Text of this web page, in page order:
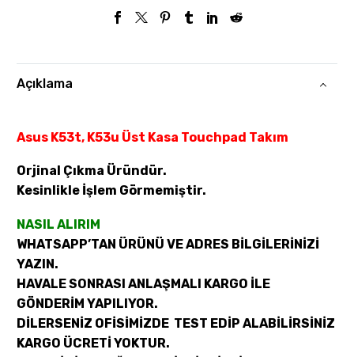
Açıklama
Asus K53t, K53u Üst Kasa Touchpad Takım
Orjinal Çıkma Üründür.
Kesinlikle İşlem Görmemiştir.
NASIL ALIRIM
WHATSAPP’TAN ÜRÜNÜ VE ADRES BİLGİLERİNİZİ
YAZIN.
HAVALE SONRASI ANLAŞMALI KARGO İLE
GÖNDERİM YAPILIYOR.
DİLERSENİZ OFİSİMİZDE TEST EDİP ALABİLİRSİNİZ
KARGO ÜCRETİ YOKTUR.